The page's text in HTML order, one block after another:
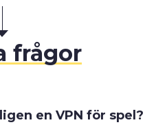
frågor
en VPN för spel?